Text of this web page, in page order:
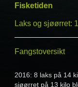
Fisketiden
Laks og sjøørret:
Fangstoversikt
2016: 8 laks på 14
sjøørret på 13 kilo